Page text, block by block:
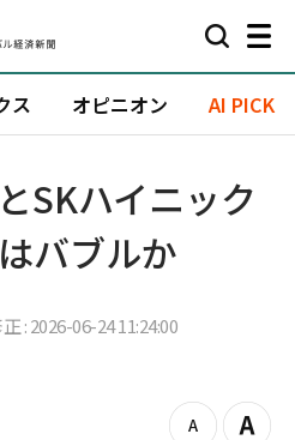
ス オピニオン AI PICK
SKハイニック
バブルか
: 2026-06-24 11:24:00